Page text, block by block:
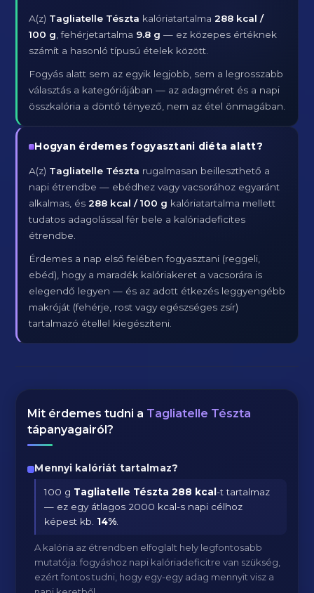
A(z) Tagliatelle Tészta kalóriatartalma288 kcal /
100 g , fehérjetartalma 9.8 g — ez közepes értéknek
számít a hasonló típusú ételek között.
Fogyás alatt sem az egyik legjobb, sem a legrosszabb
választás a kategóriájában — az adagméret és a napi
összkalória a döntő tényező, nem az étel önmagában.
Hogyan érdemes fogyasztani diéta alatt?
A(z) Tagliatelle Tészta rugalmasan beilleszthető a
napi étrendbe — ebédhez vagy vacsorához egyaránt
alkalmas, és288 kcal / 100 g kalóriatartalma mellett
tudatos adagolással fér bele a kalóriadeficites
étrendbe.
Érdemes a nap első felében fogyasztani (reggeli,
ebéd), hogy a maradék kalóriakeret a vacsorára is
elegendő legyen — és az adott étkezés leggyengébb
makróját (fehérje, rost vagy egészséges zsír)
tartalmazó étellel kiegészíteni.
Mit érdemes tudni a Tagliatelle Tészta
tápanyagairól?
Mennyi kalóriát tartalmaz?
100 g Tagliatelle Tészta 288 kcal-t tartalmaz
— ez egy átlagos 2000 kcal-s napi célhoz
képest kb. 14%
A kalória az étrendben elfoglalt hely legfontosabb
mutatója: fogyáshoz napi kalóriadeficitre van szükség,
ezért fontos tudni, hogy egy-egy adag mennyit visz a